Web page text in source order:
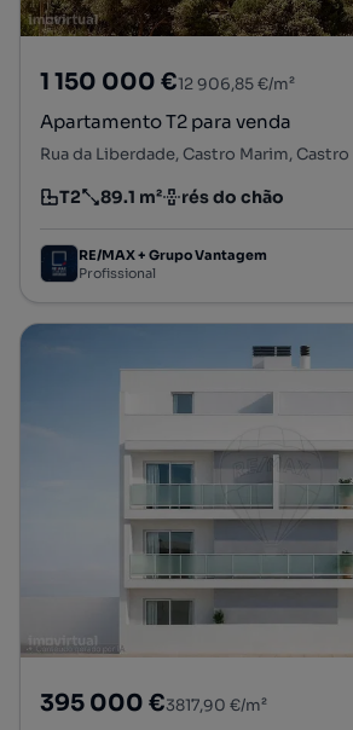
1 150 000 €12 906,85 €/m²
Apartamento T2 para venda
Rua da Liberdade, Castro Marim, Castro
Tipologia
T2
Preço por metro quadrado
89.1 m²
Andar rés do chão
RE/MAX + Grupo Vantagem
Profissional
395 000 €3817,90 €/m²